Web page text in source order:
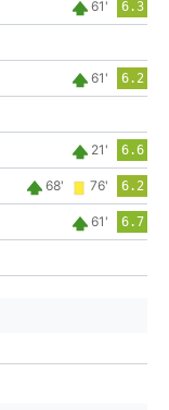
61' 6.3
61' 6.2
21' 6.6
68' 76' 6.2
61' 6.7